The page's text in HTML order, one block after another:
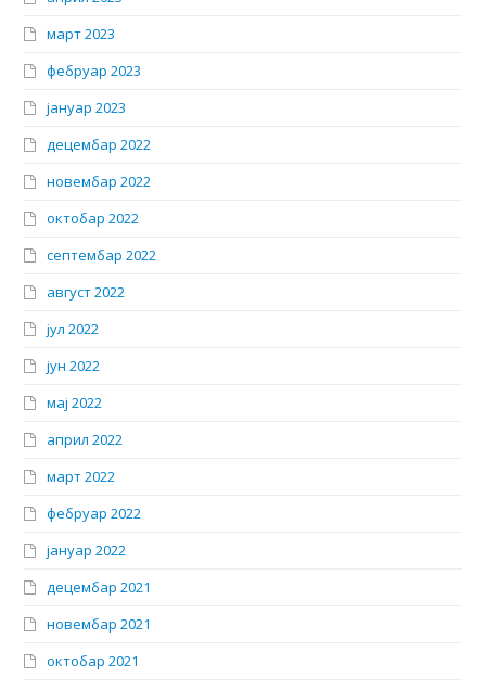
март 2023
фебруар 2023
јануар 2023
децембар 2022
новембар 2022
октобар 2022
септембар 2022
август 2022
јул 2022
јун 2022
мај 2022
април 2022
март 2022
фебруар 2022
јануар 2022
децембар 2021
новембар 2021
октобар 2021